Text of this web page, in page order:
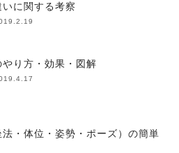
に関する考察
り方・効果・図解
・体位・姿勢・ポーズ）の簡単